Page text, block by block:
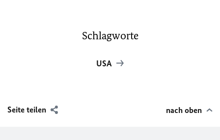
Schlagworte
USA
Seite teilen nach oben